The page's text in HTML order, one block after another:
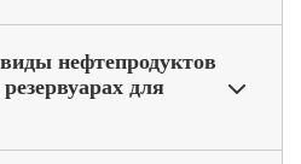
нефтепродуктов
для